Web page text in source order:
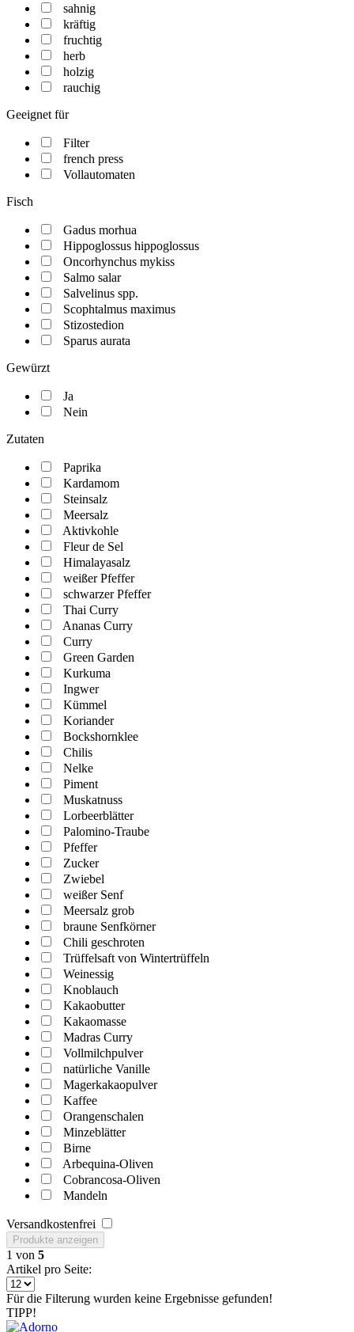
sahnig
kräftig
fruchtig
herb
holzig
rauchig
Geeignet für
Filter
french press
Vollautomaten
Fisch
Gadus morhua
Hippoglossus hippoglossus
Oncorhynchus mykiss
Salmo salar
Salvelinus spp.
Scophtalmus maximus
Stizostedion
Sparus aurata
Gewürzt
Ja
Nein
Zutaten
Paprika
Kardamom
Steinsalz
Meersalz
Aktivkohle
Fleur de Sel
Himalayasalz
weißer Pfeffer
schwarzer Pfeffer
Thai Curry
Ananas Curry
Curry
Green Garden
Kurkuma
Ingwer
Kümmel
Koriander
Bockshornklee
Chilis
Nelke
Piment
Muskatnuss
Lorbeerblätter
Palomino-Traube
Pfeffer
Zucker
Zwiebel
weißer Senf
Meersalz grob
braune Senfkörner
Chili geschroten
Trüffelsaft von Wintertrüffeln
Weinessig
Knoblauch
Kakaobutter
Kakaomasse
Madras Curry
Vollmilchpulver
natürliche Vanille
Magerkakaopulver
Kaffee
Orangenschalen
Minzeblätter
Birne
Arbequina-Oliven
Cobrancosa-Oliven
Mandeln
Versandkostenfrei
Produkte anzeigen
1 von 5
Artikel pro Seite:
Für die Filterung wurden keine Ergebnisse gefunden!
TIPP!